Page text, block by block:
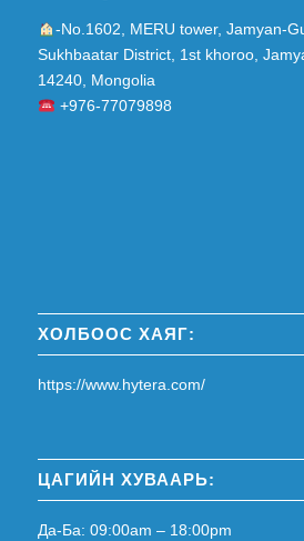
-No.1602, MERU tower, Jamyan-
Sukhbaatar District, 1st khoroo,
14240, Mongolia
+976-77079898
ХОЛБООС ХАЯГ:
https://www.hytera.com/
ЦАГИЙН ХУВААРЬ:
Да-Ба: 09:00am – 18:00pm